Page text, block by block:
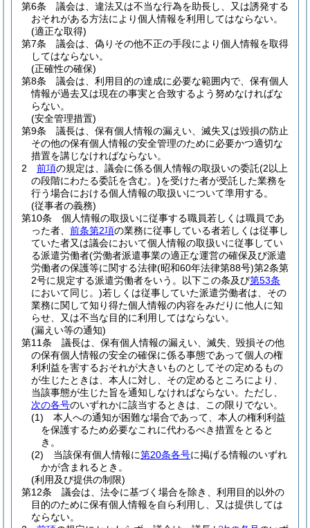
第6条
議会は、違法又は不当な行為を助長し、又は誘発する
おそれがある方法により個人情報を利用してはならない。
(適正な取得)
第7条
議会は、偽りその他不正の手段により個人情報を取得
してはならない。
(正確性の確保)
第8条
議会は、利用目的の達成に必要な範囲内で、保有個人
情報が過去又は現在の事実と合致するよう努めなければな
らない。
(安全管理措置)
第9条
議長は、保有個人情報の漏えい、滅失又は毀損の防止
その他の保有個人情報の安全管理のために必要かつ適切な
措置を講じなければならない。
2
前項の規定は、議会に係る個人情報の取扱いの委託(2以上
の段階にわたる委託を含む。)を受けた者が受託した業務を
行う場合における個人情報の取扱いについて準用する。
(従事者の義務)
第10条
個人情報の取扱いに従事する職員若しくは職員であ
った者、 前条第2項の業務に従事している者若しくは従事し
ていた者又は議会において個人情報の取扱いに従事してい
る派遣労働者(労働者派遣事業の適正な運営の確保及び派遣
労働者の保護等に関する法律(昭和60年法律第88号)第2条第
2号に規定する派遣労働者をいう。以下この条及び第53条
において同じ。)若しくは従事していた派遣労働者は、その
業務に関して知り得た個人情報の内容をみだりに他人に知
らせ、又は不当な目的に利用してはならない。
(漏えい等の通知)
第11条
議長は、保有個人情報の漏えい、滅失、毀損その他
の保有個人情報の安全の確保に係る事態であって個人の権
利利益を害するおそれが大きいものとしてその定めるもの
が生じたときは、本人に対し、その定めるところにより、
当該事態が生じた旨を通知しなければならない。 ただし、
次の各号のいずれかに該当するときは、この限りでない。
(1)
本人への通知が困難な場合であって、本人の権利利益
を保護するため必要なこれに代わるべき措置をとると
き。
(2)
当該保有個人情報に第20条各号に掲げる情報のいずれ
かが含まれるとき。
(利用及び提供の制限)
第12条
議会は、法令に基づく場合を除き、利用目的以外の
目的のために保有個人情報を自ら利用し、又は提供しては
ならない。